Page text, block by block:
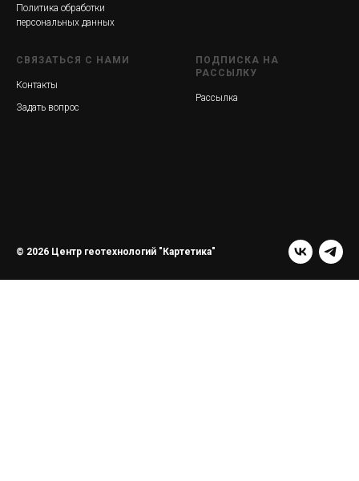
Политика обработки
персональных данных
СВЯЗАТЬСЯ С НАМИ
Контакты
Задать вопрос
ПОДПИСКА НА
РАССЫЛКУ
Рассылка
© 2026 Центр геотехнологий "Картетика"